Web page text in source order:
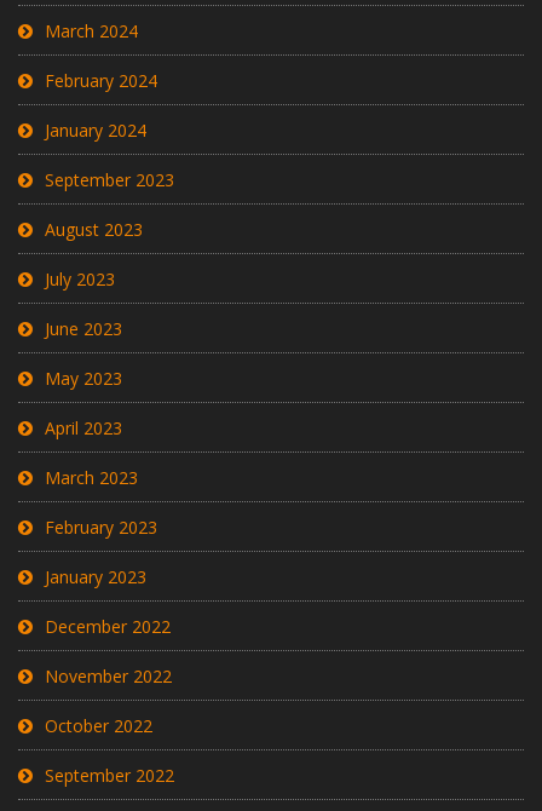
March 2024
February 2024
January 2024
September 2023
August 2023
July 2023
June 2023
May 2023
April 2023
March 2023
February 2023
January 2023
December 2022
November 2022
October 2022
September 2022